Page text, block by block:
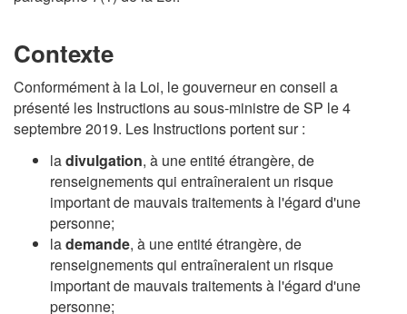
Contexte
Conformément à la Loi, le gouverneur en conseil a
présenté les Instructions au sous-ministre de SP le 4
septembre 2019. Les Instructions portent sur :
ladivulgation, à une entité étrangère, de
renseignements qui entraîneraient un risque
important de mauvais traitements à l'égard d'une
personne;
lademande, à une entité étrangère, de
renseignements qui entraîneraient un risque
important de mauvais traitements à l'égard d'une
personne;